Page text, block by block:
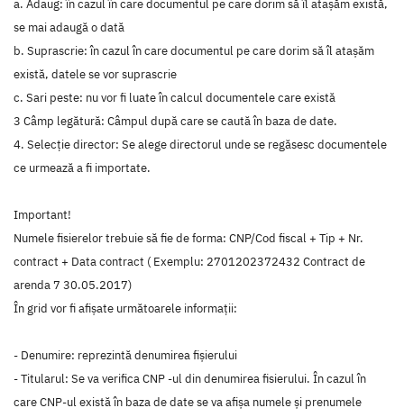
a. Adaug: în cazul în care documentul pe care dorim să îl atașăm există,
se mai adaugă o dată
b. Suprascrie: în cazul în care documentul pe care dorim să îl atașăm
există, datele se vor suprascrie
c. Sari peste: nu vor fi luate în calcul documentele care există
3 Câmp legătură: Câmpul după care se caută în baza de date.
4. Selecție director: Se alege directorul unde se regăsesc documentele
ce urmează a fi importate.
Important!
Numele fisierelor trebuie să fie de forma: CNP/Cod fiscal + Tip + Nr.
contract + Data contract ( Exemplu: 2701202372432 Contract de
arenda 7 30.05.2017)
În grid vor fi afișate următoarele informații:
- Denumire: reprezintă denumirea fișierului
- Titularul: Se va verifica CNP -ul din denumirea fisierului. În cazul în
care CNP-ul există în baza de date se va afișa numele și prenumele